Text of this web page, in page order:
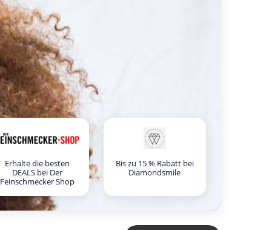
Erhalte die besten
DEALS bei Der
Feinschmecker Shop
Bis zu 15 % Rabatt bei
Diamondsmile